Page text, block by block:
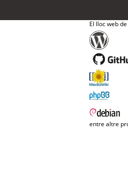
El lloc web
entre altre